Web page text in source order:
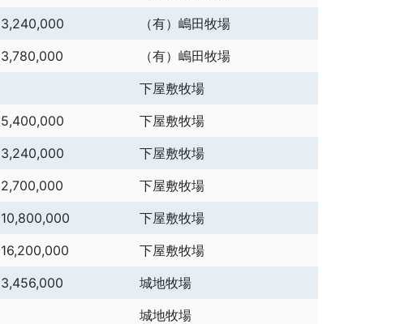
3,240,000
（有）嶋田牧場
3,780,000
（有）嶋田牧場
下屋敷牧場
5,400,000
下屋敷牧場
3,240,000
下屋敷牧場
2,700,000
下屋敷牧場
10,800,000
下屋敷牧場
16,200,000
下屋敷牧場
3,456,000
城地牧場
城地牧場